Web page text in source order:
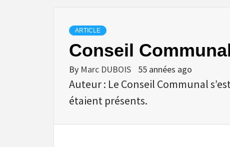
ARTICLE
Conseil
By Marc DUBOIS 55 années ago
Auteur : Le Conseil Communal
étaient présents.